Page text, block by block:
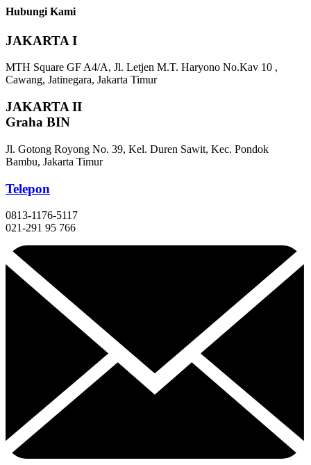
Hubungi Kami
JAKARTA I
MTH Square GF A4/A, Jl. Letjen M.T. Haryono No.Kav 10 ,
Cawang, Jatinegara, Jakarta Timur
JAKARTA II
Graha BIN
Jl. Gotong Royong No. 39, Kel. Duren Sawit, Kec. Pondok
Bambu, Jakarta Timur
Telepon
0813-1176-5117
021-291 95 766